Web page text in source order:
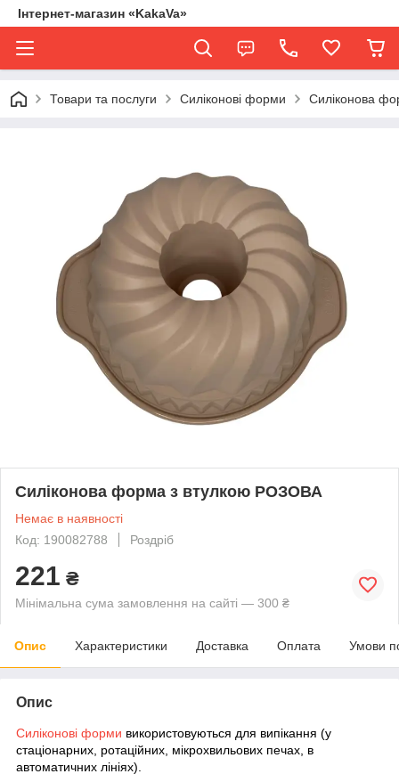
Інтернет-магазин «KakaVa»
Товари та послуги Силіконові форми Силіконова
Силіконова форма з втулкою РОЗОВА
Немає в наявності
Код: 190082788
Роздріб
221 ₴
Мінімальна сума замовлення на сайті — 300 ₴
Опис Характеристики Доставка Оплата Умови
Опис
Силіконові форми використовуються для випікання (у
стаціонарних, ротаційних, мікрохвильових печах, в
автоматичних лініях).